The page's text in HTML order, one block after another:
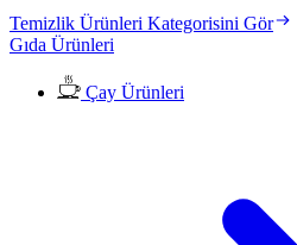
Temizlik Ürünleri Kategorisini Gör
Gıda Ürünleri
Çay Ürünleri